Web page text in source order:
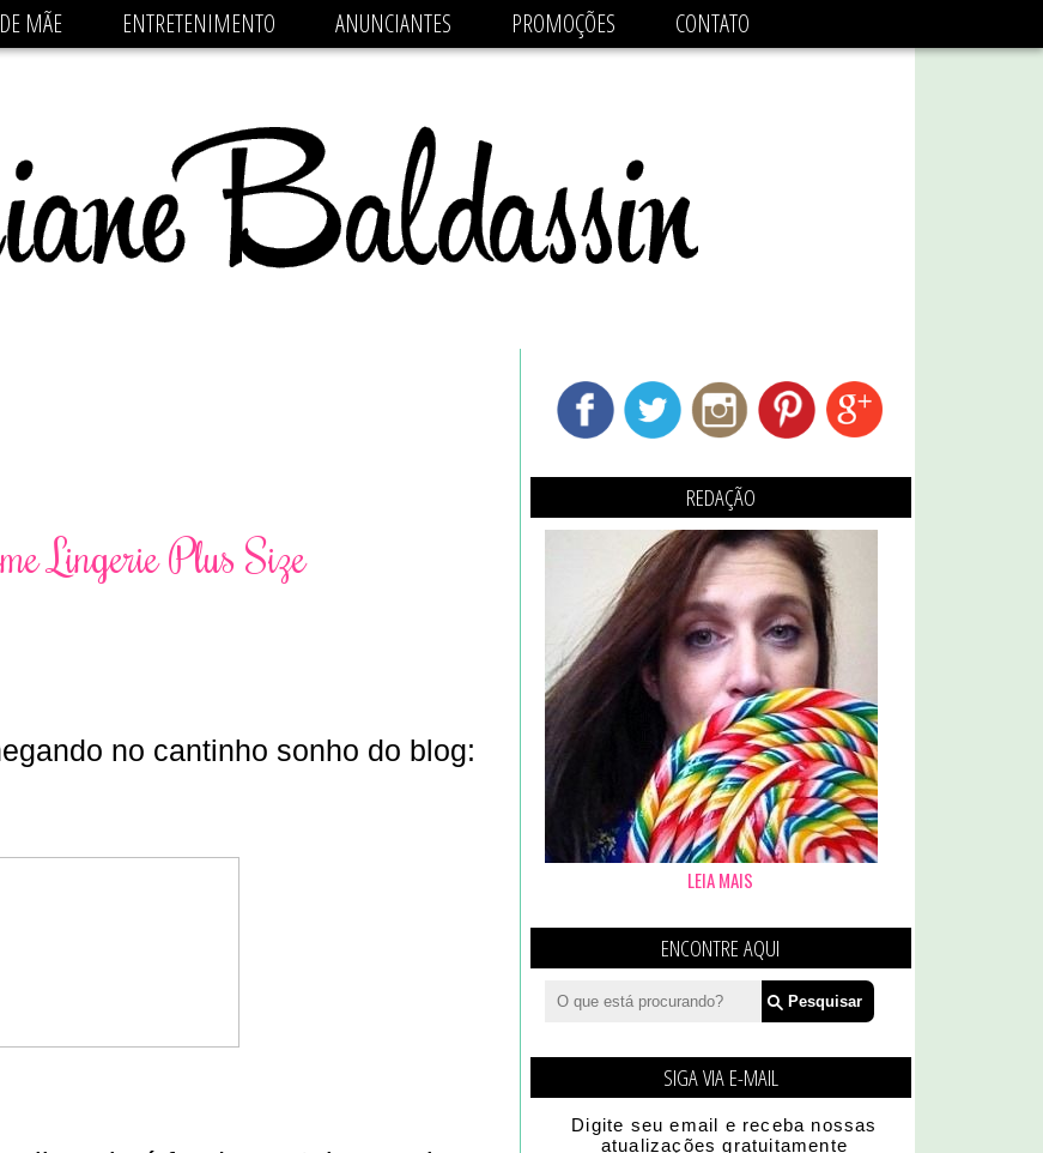
pagead2.googlesyndication.com/pagead/js/adsbygoogle.js'/>
MÃE ENTRETENIMENTO ANUNCIANTES PROMOÇÕES CONTATO
Lingerie Plus Size
no cantinho sonho do blog:
REDAÇÃO
LEIA MAIS
ENCONTRE AQUI
SIGA VIA E-MAIL
Digite seu email e receba nossas
atualizações gratuitamente